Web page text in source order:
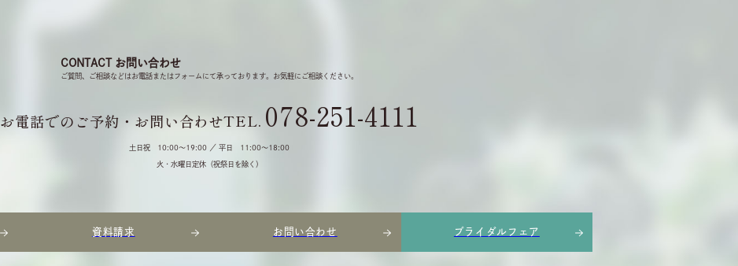
CONTACT お問い合わせ
ご質問、ご相談などはお電話またはフォームにて承っております。 お気軽にご相談ください。
お電話でのご予約・お問い合わせTEL. 078-251-4111
土日祝 10:00〜19:00 ／ 平日 11:00〜18:00
火・水曜日定休（祝祭日を除く）
資料請求 お問い合わせ ブライダルフェア